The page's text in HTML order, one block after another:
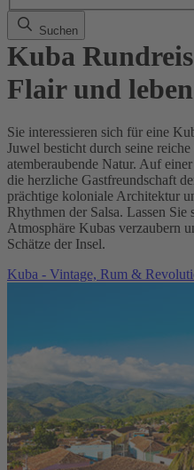
Suchen
Kuba
Flair und
Sie interessieren sich für eine
Juwel besticht durch seine
atemberaubende Natur. Auf
die herzliche Gastfreundschaft
prächtige koloniale Architektur
Rhythmen der Salsa. Lassen Sie
Atmosphäre Kubas verzaubern
Schätze der Insel.
Kuba - Vintage, Rum &